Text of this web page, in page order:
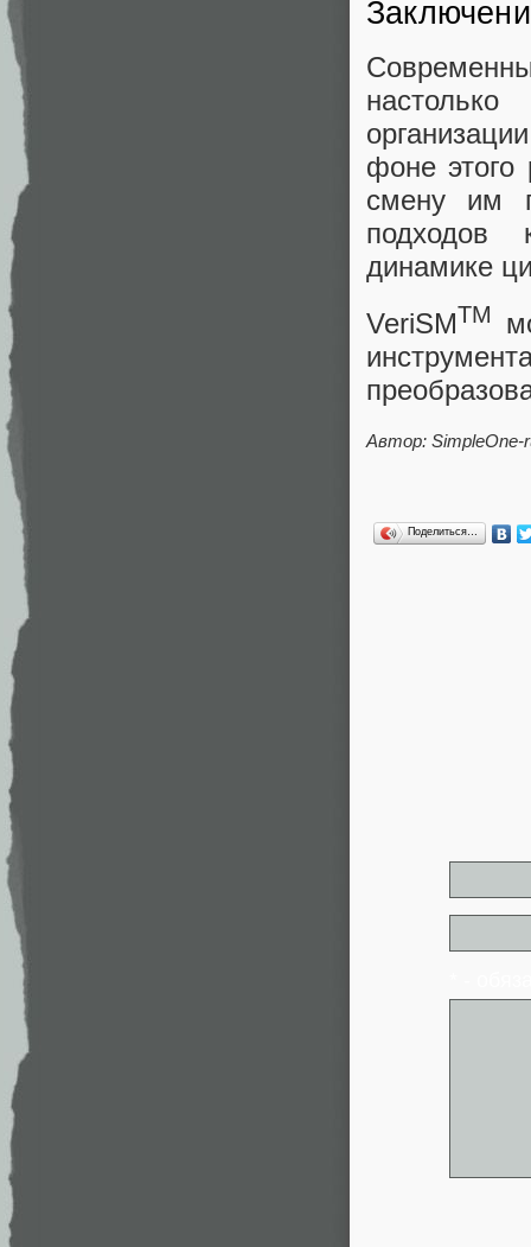
фоне этого
смену им
подходов
динамике
VeriSMTM
Автор: SimpleOne-
Поделиться…